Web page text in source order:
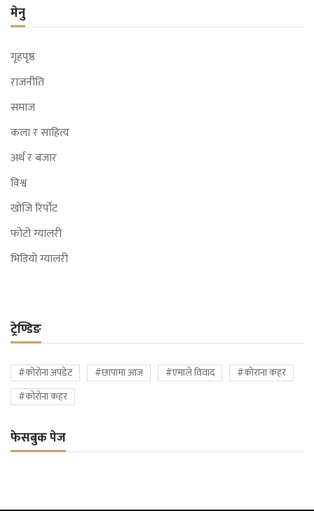
मेनु
गृहपृष्ठ
राजनीति
समाज
कला र साहित्य
अर्थ र बजार
विश्व
खोजि रिर्पोट
फोटो ग्यालरी
भिडियो ग्यालरी
ट्रेण्डिङ
#कोरोना अपडेट #छापामा आज #एमाले विवाद
#कोराना कहर
#कोरोना कहर
फेसबुक पेज